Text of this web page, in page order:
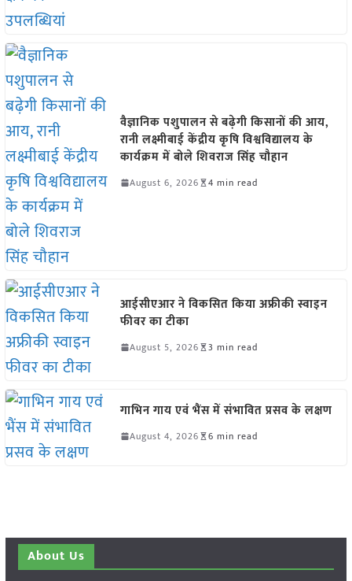
वैज्ञानिक पशुपालन से बढ़ेगी किसानों की आय,
रानी लक्ष्मीबाई केंद्रीय कृषि विश्वविद्यालय के
कार्यक्रम में बोले शिवराज सिंह चौहान
August 6, 2026 4 min read
आईसीएआर ने विकसित किया अफ्रीकी स्वाइन
फीवर का टीका
August 5, 2026 3 min read
गाभिन गाय एवं भैंस में संभावित प्रसव के लक्षण
August 4, 2026 6 min read
About Us